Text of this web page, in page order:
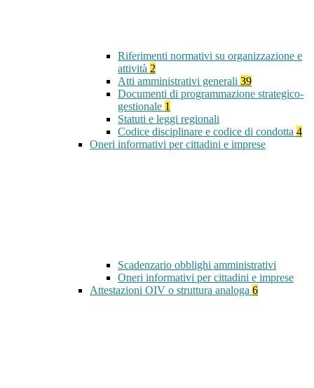
Riferimenti normativi su organizzazione e
attività 2
Atti amministrativi generali 39
Documenti di programmazione strategico-
gestionale 1
Statuti e leggi regionali
Codice disciplinare e codice di condotta 4
Oneri informativi per cittadini e imprese
Scadenzario obblighi amministrativi
Oneri informativi per cittadini e imprese
Attestazioni OIV o struttura analoga 6